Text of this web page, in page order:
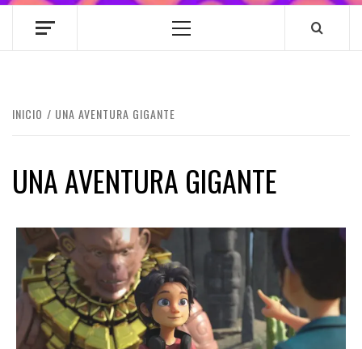
Menú
INICIO UNA AVENTURA GIGANTE
UNA AVENTURA GIGANTE